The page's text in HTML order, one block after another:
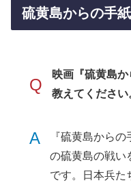
硫黄島からの手
Q
映画『硫黄島
教えてください
A
『硫黄島から
の硫黄島の戦い
です。日本兵た